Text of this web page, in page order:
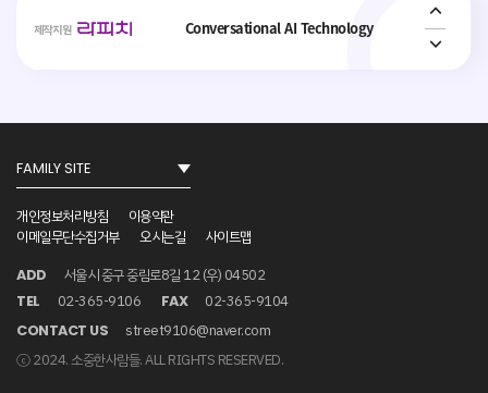
제작지원 Conversational AI Technology
NO.1
사회취약 계층의 복지 안전망 플랫폼 _
사람과 기술, 기술과 기술을 연결합니다.
개인정보처리방침
이용약관
이메일무단수집거부
오시는길 사이트맵
ADD 서울시 중구 중림로8길 12 (우) 04502
TEL 02-365-9106 FAX 02-365-9104
CONTACT US
street9106@naver.com
ⓒ 2024. 소중한사람들. ALL RIGHTS RESERVED.